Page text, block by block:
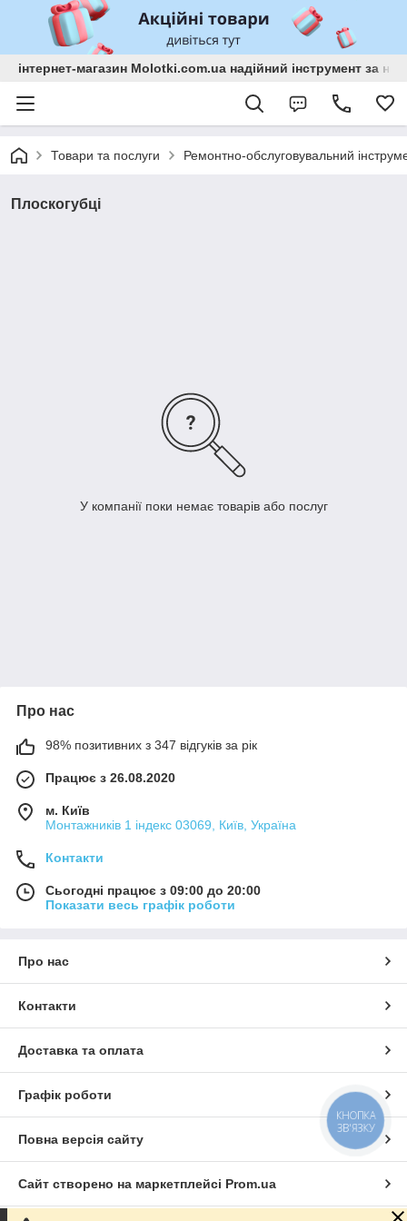
інтернет-магазин Molotki.com.ua надійний інструмент за
Товари та послуги Ремонтно-обслуговувальний
Плоскогубці
У компанії поки немає товарів або послуг
Про нас
98% позитивних з 347 відгуків за рік
Працює з 26.08.2020
м. Київ
Монтажників 1 індекс 03069, Київ, Україна
Контакти
Сьогодні працює з 09:00 до 20:00
Показати весь графік роботи
Про нас
Контакти
Доставка та оплата
Графік роботи
Повна версія сайту
Сайт створено на маркетплейсі Prom.ua
КНОПКА
ЗВ'ЯЗКУ